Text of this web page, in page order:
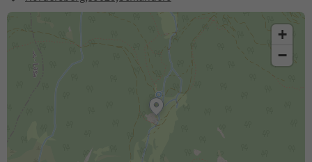
+
−